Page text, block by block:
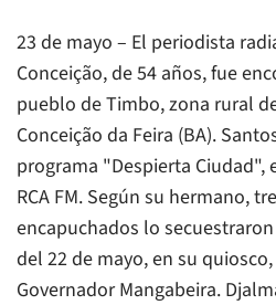
23 de mayo – El periodista
Conceição, de 54 años, fue
pueblo de Timbo, zona rural
Conceição da Feira (BA).
programa "Despierta Ciudad",
RCA FM. Según su hermano,
encapuchados lo
del 22 de mayo, en su
Governador Mangabeira.